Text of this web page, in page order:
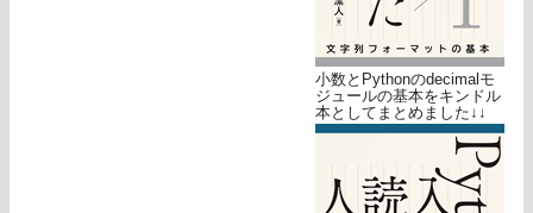
小数とPythonのdecimalモ
ジュールの基本をキンドル
本としてまとめました↓↓